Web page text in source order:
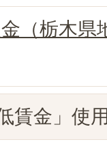
（栃木県
賃金」使